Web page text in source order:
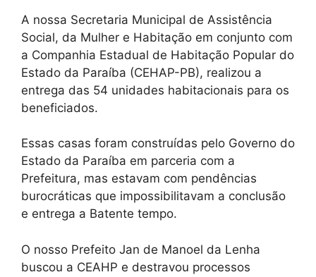
A nossa Secretaria Municipal de Assistência
Social, da Mulher e Habitação em conjunto com
a Companhia Estadual de Habitação Popular do
Estado da Paraíba (CEHAP-PB), realizou a
entrega das 54 unidades habitacionais para os
beneficiados.
Essas casas foram construídas pelo Governo do
Estado da Paraíba em parceria com a
Prefeitura, mas estavam com pendências
burocráticas que impossibilitavam a conclusão
e entrega a Batente tempo.
O nosso Prefeito Jan de Manoel da Lenha
buscou a CEAHP e destravou processos